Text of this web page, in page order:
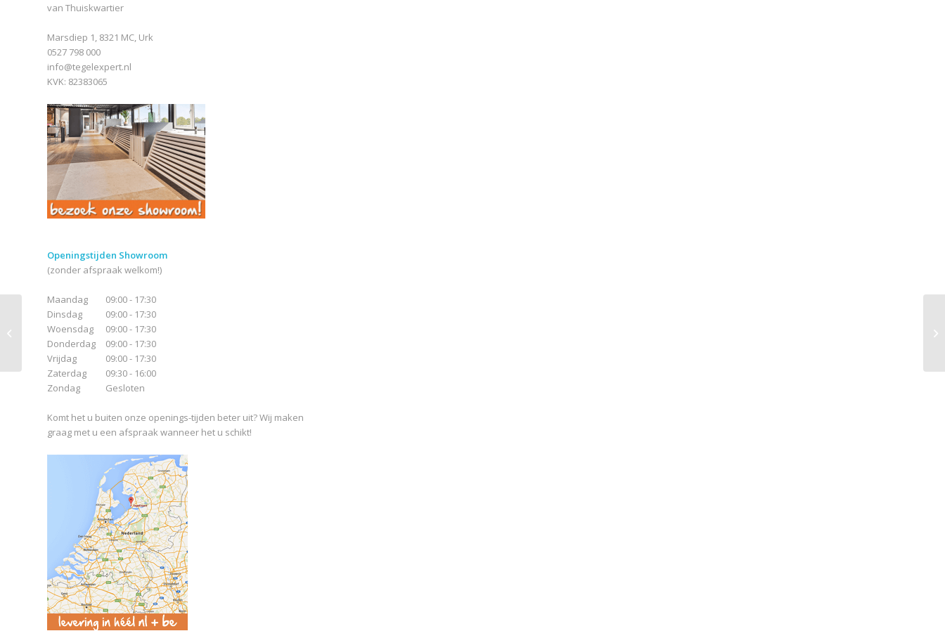
van Thuiskwartier
Marsdiep 1, 8321 MC, Urk
0527 798 000
info@tegelexpert.nl
KVK: 82383065
Openingstijden Showroom
(zonder afspraak welkom!)
Maandag
Dinsdag
Woensdag
Donderdag
Vrijdag
Zaterdag
Zondag
09:00 - 17:30
09:00 - 17:30
09:00 - 17:30
09:00 - 17:30
09:00 - 17:30
09:30 - 16:00
Gesloten
Komt het u buiten onze openings-tijden beter uit? Wij maken
graag met u een afspraak wanneer het u schikt!
Baerwolf Glamour
pearl black